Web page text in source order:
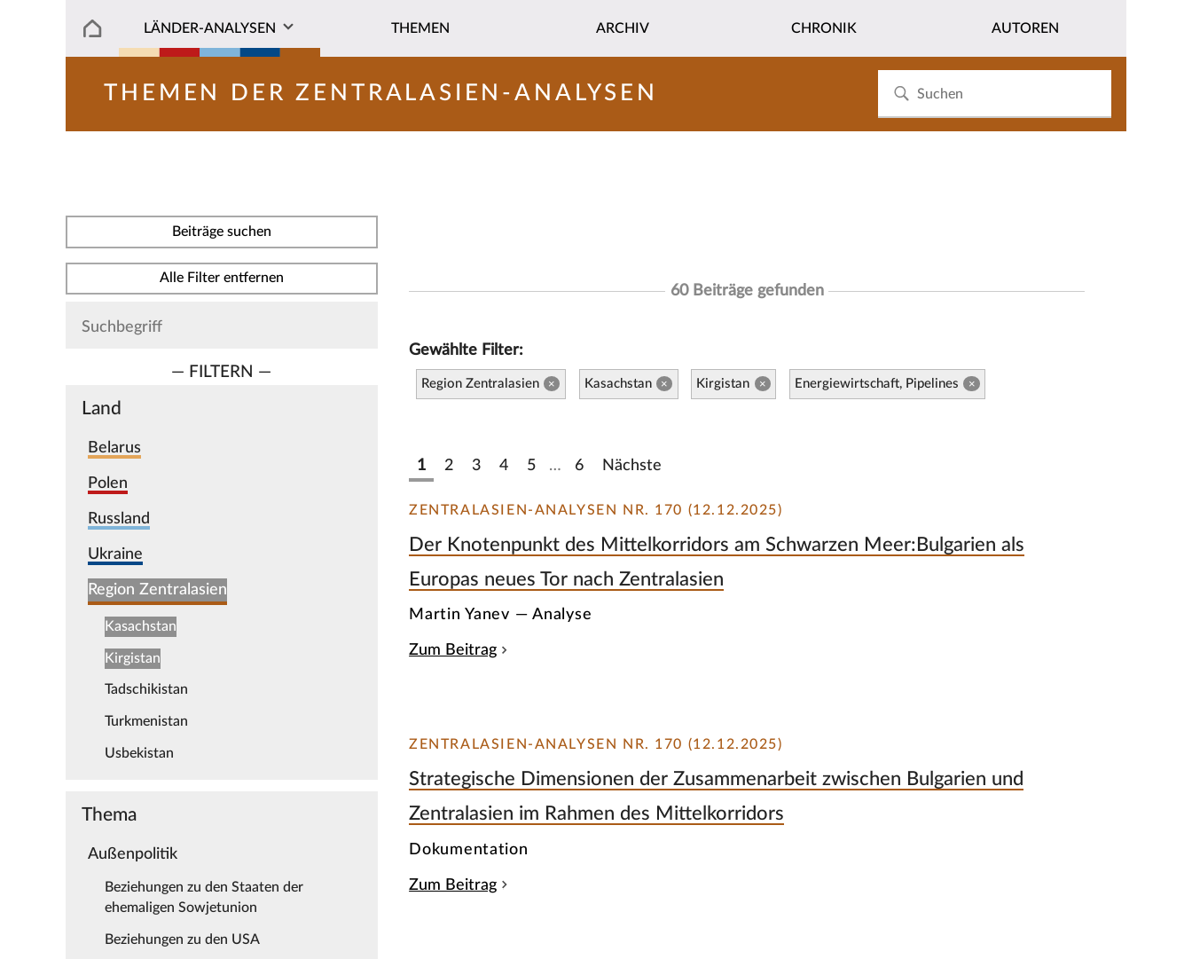
LÄNDER-ANALYSEN THEMEN ARCHIV CHRONIK AUTOREN
THEMEN DER ZENTRALASIEN-ANALYSEN
Beiträge suchen
Alle Filter entfernen
— FILTERN —
Land
Belarus
Polen
Russland
Ukraine
Region Zentralasien
Kasachstan
Kirgistan
Tadschikistan
Turkmenistan
Usbekistan
Thema
Außenpolitik
Beziehungen zu den Staaten der
ehemaligen Sowjetunion
Beziehungen zu den USA
60 Beiträge gefunden
Gewählte Filter:
Region Zentralasien × Kasachstan × Kirgistan × Energiewirtschaft, Pipelines ×
1 2 3 4 5 … 6 Nächste
ZENTRALASIEN-ANALYSEN NR. 170 (12.12.2025)
Der Knotenpunkt des Mittelkorridors am Schwarzen Meer:Bulgarien als
Europas neues Tor nach Zentralasien
Martin Yanev — Analyse
Zum Beitrag
ZENTRALASIEN-ANALYSEN NR. 170 (12.12.2025)
Strategische Dimensionen der Zusammenarbeit zwischen Bulgarien und
Zentralasien im Rahmen des Mittelkorridors
Dokumentation
Zum Beitrag